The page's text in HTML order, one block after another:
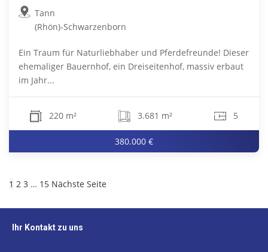
Tann
(Rhön)-Schwarzenborn
Ein Traum für Naturliebhaber und Pferdefreunde! Dieser
ehemaliger Bauernhof, ein Dreiseitenhof, massiv erbaut
im Jahr...
220 m² 3.681 m² 5
380.000 €
1 2 3 … 15 Nächste Seite
Ihr Kontakt zu uns